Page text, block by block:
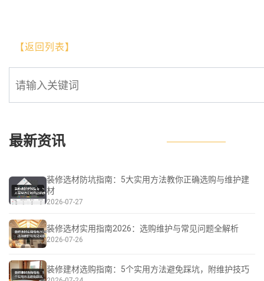
【返回列表】
最新资讯
装修选材防坑指南：5大实用方法教你正确选购与维护建
材
2026-07-27
装修选材实用指南2026：选购维护与常见问题全解析
2026-07-26
装修建材选购指南：5个实用方法避免踩坑，附维护技巧